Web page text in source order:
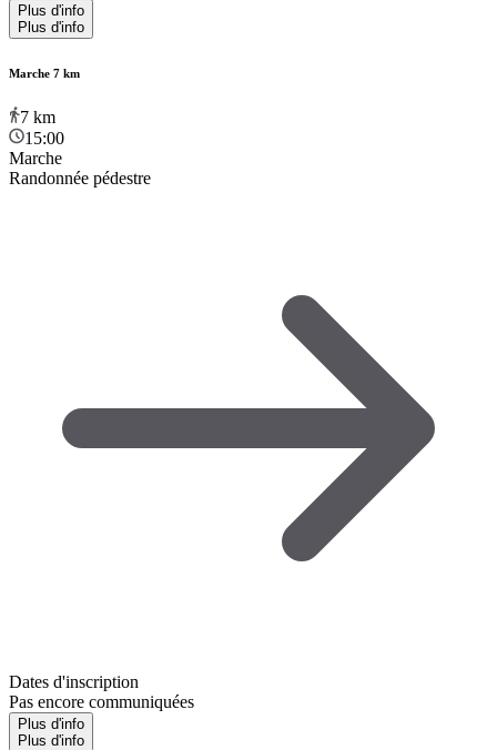
Plus d'info
Plus d'info
Marche 7 km
7 km
15:00
Marche
Randonnée pédestre
Dates d'inscription
Pas encore communiquées
Plus d'info
Plus d'info